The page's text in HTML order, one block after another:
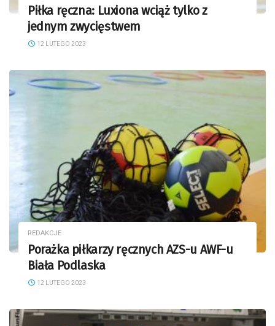
Piłka ręczna: Luxiona wciąż tylko z
jednym zwycięstwem
12 LUTEGO 2023
REDAKCJE
Porażka piłkarzy ręcznych AZS-u AWF-u
Biała Podlaska
12 LUTEGO 2023